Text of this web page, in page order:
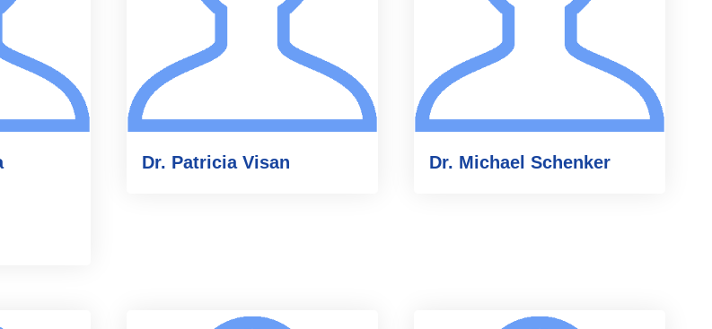
Dr. Patricia Visan Dr. Michael Schenker